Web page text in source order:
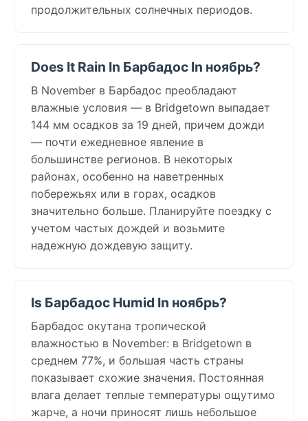
продолжительных солнечных периодов.
Does It Rain In Барбадос In ноябрь?
В November в Барбадос преобладают
влажные условия — в Bridgetown выпадает
144 мм осадков за 19 дней, причем дожди
— почти ежедневное явление в
большинстве регионов. В некоторых
районах, особенно на наветренных
побережьях или в горах, осадков
значительно больше. Планируйте поездку с
учетом частых дождей и возьмите
надежную дождевую защиту.
Is Барбадос Humid In ноябрь?
Барбадос окутана тропической
влажностью в November: в Bridgetown в
среднем 77%, и большая часть страны
показывает схожие значения. Постоянная
влага делает теплые температуры ощутимо
жарче, а ночи приносят лишь небольшое